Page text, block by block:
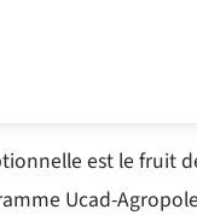
est le
Ucad-